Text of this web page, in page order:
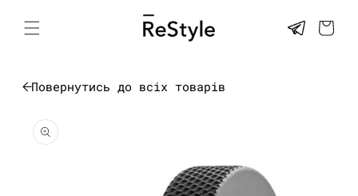
до
контенту
КОШИК
Повернутись до всіх товарів
інформації
про товар